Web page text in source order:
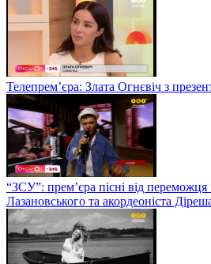
Телепрем’єра: Злата Огнєвіч з
“ЗСУ”: прем’єра пісні від переможця
Лазановського та акордеоніста